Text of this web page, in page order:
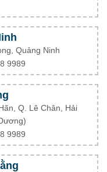
Quảng Ninh
9989
Q. Lê Chân, Hải
9989